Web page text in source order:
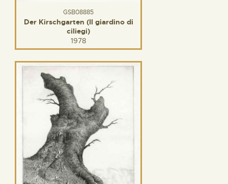
GSB08885
Der Kirschgarten (Il giardino di
ciliegi)
1978